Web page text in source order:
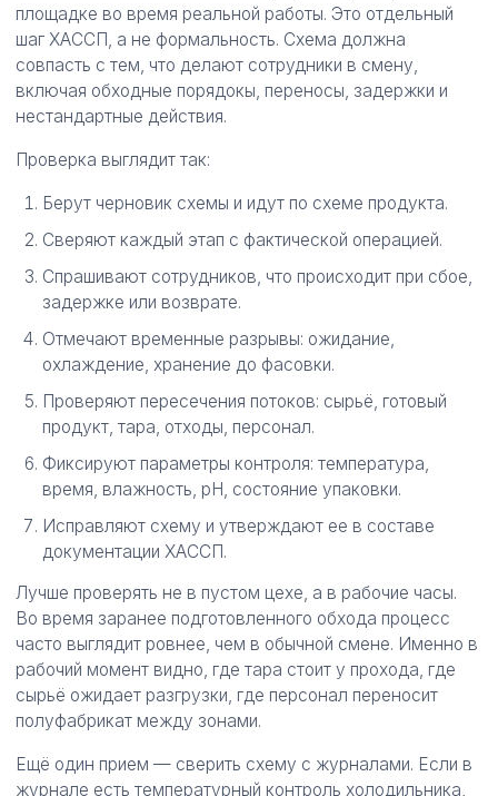
площадке во время реальной работы. Это отдельный
шаг ХАССП, а не формальность. Схема должна
совпасть с тем, что делают сотрудники в смену,
включая обходные порядокы, переносы, задержки и
нестандартные действия.
Проверка выглядит так:
Берут черновик схемы и идут по схеме продукта.
Сверяют каждый этап с фактической операцией.
Спрашивают сотрудников, что происходит при сбое,
задержке или возврате.
Отмечают временные разрывы: ожидание,
охлаждение, хранение до фасовки.
Проверяют пересечения потоков: сырьё, готовый
продукт, тара, отходы, персонал.
Фиксируют параметры контроля: температура,
время, влажность, pH, состояние упаковки.
Исправляют схему и утверждают ее в составе
документации ХАССП.
Лучше проверять не в пустом цехе, а в рабочие часы.
Во время заранее подготовленного обхода процесс
часто выглядит ровнее, чем в обычной смене. Именно в
рабочий момент видно, где тара стоит у прохода, где
сырьё ожидает разгрузки, где персонал переносит
полуфабрикат между зонами.
Ещё один прием — сверить схему с журналами. Если в
журнале есть температурный контроль холодильника,